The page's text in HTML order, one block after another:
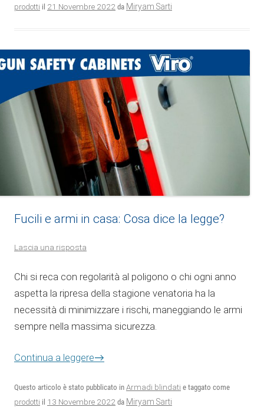
prodotti il 21 Novembre 2022 da Miryam Sarti
Fucili e armi in casa: Cosa dice la legge?
Lascia una risposta
Chi si reca con regolarità al poligono o chi ogni anno
aspetta la ripresa della stagione venatoria ha la
necessità di minimizzare i rischi, maneggiando le armi
sempre nella massima sicurezza.
Continua a leggere→
Questo articolo è stato pubblicato in Armadi blindati e taggato come
prodotti il 13 Novembre 2022 da Miryam Sarti